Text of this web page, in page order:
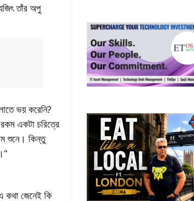
তাঁর অপু
ভয় করেনি?
একটা চরিত্রে
শুনে। কিন্তু
কথা জেনেই কি